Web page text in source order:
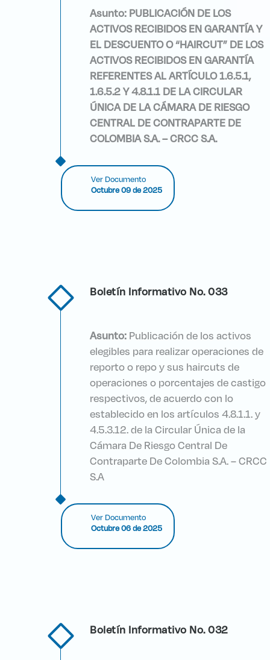
Asunto: PUBLICACIÓN DE LOS
ACTIVOS RECIBIDOS EN GARANTÍA Y
EL DESCUENTO O “HAIRCUT” DE LOS
ACTIVOS RECIBIDOS EN GARANTÍA
REFERENTES AL ARTÍCULO 1.6.5.1,
1.6.5.2 Y 4.8.1.1 DE LA CIRCULAR
ÚNICA DE LA CÁMARA DE RIESGO
CENTRAL DE CONTRAPARTE DE
COLOMBIA S.A. – CRCC S.A.
Ver Documento
Octubre 09 de 2025
Boletín Informativo No. 033
Asunto: Publicación de los activos
elegibles para realizar operaciones de
reporto o repo y sus haircuts de
operaciones o porcentajes de castigo
respectivos, de acuerdo con lo
establecido en los artículos 4.8.1.1. y
4.5.3.12. de la Circular Única de la
Cámara De Riesgo Central De
Contraparte De Colombia S.A. – CRCC
S.A
Ver Documento
Octubre 06 de 2025
Boletín Informativo No. 032